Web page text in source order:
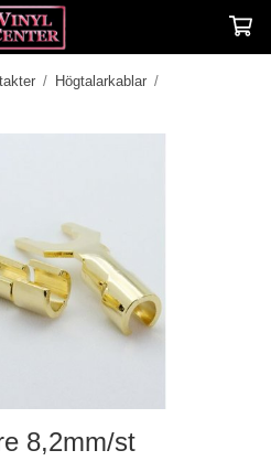
/ Högtalarkablar /
8,2mm/st